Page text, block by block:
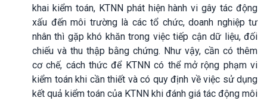
khai kiểm toán, KTNN phát hiện hành vi gây tác động
xấu đến môi trường là các tổ chức, doanh nghiệp tư
nhân thì gặp khó khăn trong việc tiếp cận dữ liệu, đối
chiếu và thu thập bằng chứng. Như vậy, cần có thêm
cơ chế, cách thức để KTNN có thể mở rộng phạm vi
kiểm toán khi cần thiết và có quy định về việc sử dụng
kết quả kiểm toán của KTNN khi đánh giá tác động môi